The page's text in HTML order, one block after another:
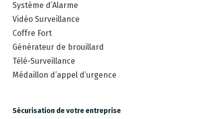
Système d’Alarme
Vidéo Surveillance
Coffre Fort
Générateur de brouillard
Télé-Surveillance
Médaillon d’appel d’urgence
Sécurisation de votre entreprise